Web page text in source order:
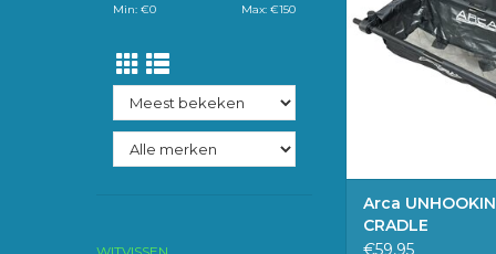
Min: €0 Max: €150
worden. Dit
onthaken van de
karpers. Het is
omdat er meer
bijvoorbeeld in een
Arca
CRADLE
€59,95